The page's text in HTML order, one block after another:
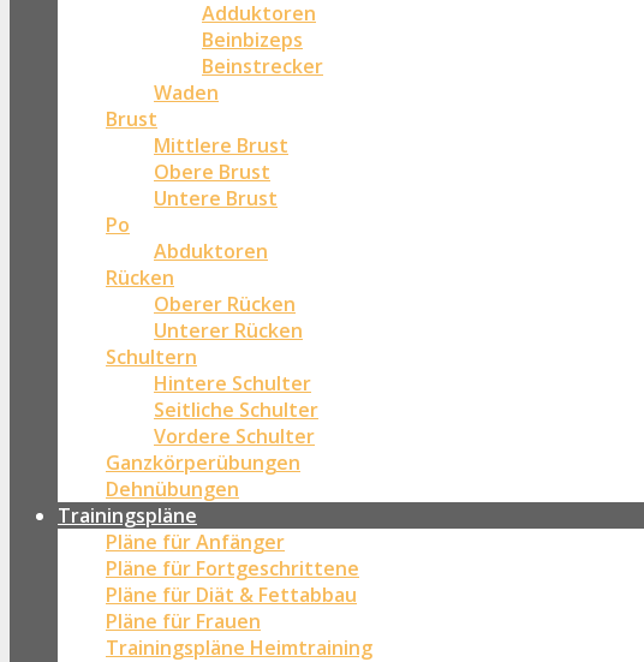
Adduktoren
Beinbizeps
Beinstrecker
Waden
Brust
Mittlere Brust
Obere Brust
Untere Brust
Po
Abduktoren
Rücken
Oberer Rücken
Unterer Rücken
Schultern
Hintere Schulter
Seitliche Schulter
Vordere Schulter
Ganzkörperübungen
Dehnübungen
Trainingspläne
Pläne für Anfänger
Pläne für Fortgeschrittene
Pläne für Diät & Fettabbau
Pläne für Frauen
Trainingspläne Heimtraining